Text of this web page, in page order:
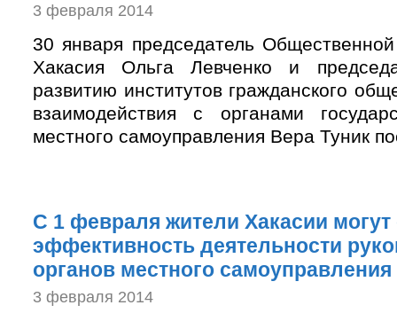
3 февраля 2014
30 января председатель
Хакасия Ольга Левченко и
развитию институтов гражданского
взаимодействия с органами
местного самоуправления Вера Туник
С 1 февраля жители Хакасии могут
эффективность деятельности
органов местного самоуправления
3 февраля 2014